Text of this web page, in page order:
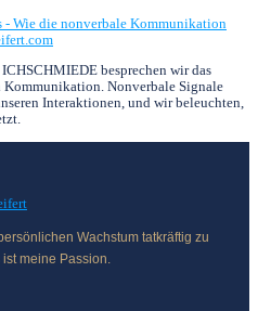
besprechen wir das
Kommunikation. Nonverbale Signale
Interaktionen, und wir beleuchten,
Wachstum tatkräftig zu
meine Passion.